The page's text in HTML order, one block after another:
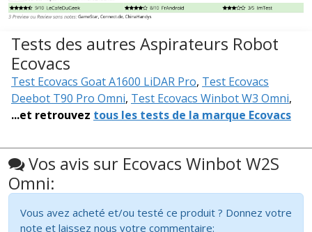
Tests des autres Aspirateurs Robot
Ecovacs
Test Ecovacs Goat A1600 LiDAR Pro, Test Ecovacs
Deebot T90 Pro Omni, Test Ecovacs Winbot W3 Omni,
...et retrouvez tous les tests de la marque Ecovacs
Vos avis sur Ecovacs Winbot W2S
Omni:
Vous avez acheté et/ou testé ce produit ? Donnez votre
note et laissez nous votre commentaire: